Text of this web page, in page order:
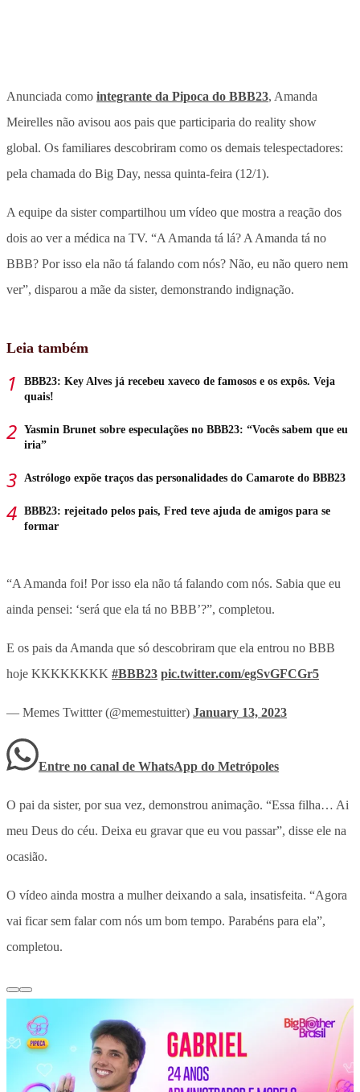
Anunciada como integrante da Pipoca do BBB23, Amanda
Meirelles não avisou aos pais que participaria do reality show
global. Os familiares descobriram como os demais telespectadores:
pela chamada do Big Day, nessa quinta-feira (12/1).
A equipe da sister compartilhou um vídeo que mostra a reação dos
dois ao ver a médica na TV. “A Amanda tá lá? A Amanda tá no
BBB? Por isso ela não tá falando com nós? Não, eu não quero nem
ver”, disparou a mãe da sister, demonstrando indignação.
Leia também
BBB23: Key Alves já recebeu xaveco de famosos e os expôs. Veja
quais!
Yasmin Brunet sobre especulações no BBB23: “Vocês sabem que eu
iria”
Astrólogo expõe traços das personalidades do Camarote do BBB23
BBB23: rejeitado pelos pais, Fred teve ajuda de amigos para se
formar
“A Amanda foi! Por isso ela não tá falando com nós. Sabia que eu
ainda pensei: ‘será que ela tá no BBB’?”, completou.
E os pais da Amanda que só descobriram que ela entrou no BBB
hoje KKKKKKKK #BBB23 pic.twitter.com/egSvGFCGr5
— Memes Twittter (@memestuitter) January 13, 2023
Entre no canal de WhatsApp do Metrópoles
O pai da sister, por sua vez, demonstrou animação. “Essa filha… Ai
meu Deus do céu. Deixa eu gravar que eu vou passar”, disse ele na
ocasião.
O vídeo ainda mostra a mulher deixando a sala, insatisfeita. “Agora
vai ficar sem falar com nós um bom tempo. Parabéns para ela”,
completou.